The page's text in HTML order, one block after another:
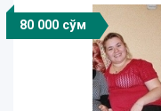
80 000 сўм